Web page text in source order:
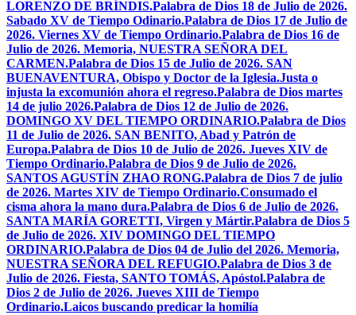
LORENZO DE BRÍNDIS.Palabra de Dios 18 de Julio de 2026.
Sabado XV de Tiempo Odinario.Palabra de Dios 17 de Julio de
2026. Viernes XV de Tiempo Ordinario.Palabra de Dios 16 de
Julio de 2026. Memoria, NUESTRA SEÑORA DEL
CARMEN.Palabra de Dios 15 de Julio de 2026. SAN
BUENAVENTURA, Obispo y Doctor de la Iglesia.Justa o
injusta la excomunión ahora el regreso.Palabra de Dios martes
14 de julio 2026.Palabra de Dios 12 de Julio de 2026.
DOMINGO XV DEL TIEMPO ORDINARIO.Palabra de Dios
11 de Julio de 2026. SAN BENITO, Abad y Patrón de
Europa.Palabra de Dios 10 de Julio de 2026. Jueves XIV de
Tiempo Ordinario.Palabra de Dios 9 de Julio de 2026.
SANTOS AGUSTÍN ZHAO RONG.Palabra de Dios 7 de julio
de 2026. Martes XIV de Tiempo Ordinario.Consumado el
cisma ahora la mano dura.Palabra de Dios 6 de Julio de 2026.
SANTA MARÍA GORETTI, Virgen y Mártir.Palabra de Dios 5
de Julio de 2026. XIV DOMINGO DEL TIEMPO
ORDINARIO.Palabra de Dios 04 de Julio del 2026. Memoria,
NUESTRA SEÑORA DEL REFUGIO.Palabra de Dios 3 de
Julio de 2026. Fiesta, SANTO TOMÁS, Apóstol.Palabra de
Dios 2 de Julio de 2026. Jueves XIII de Tiempo
Ordinario.Laicos buscando predicar la homilía